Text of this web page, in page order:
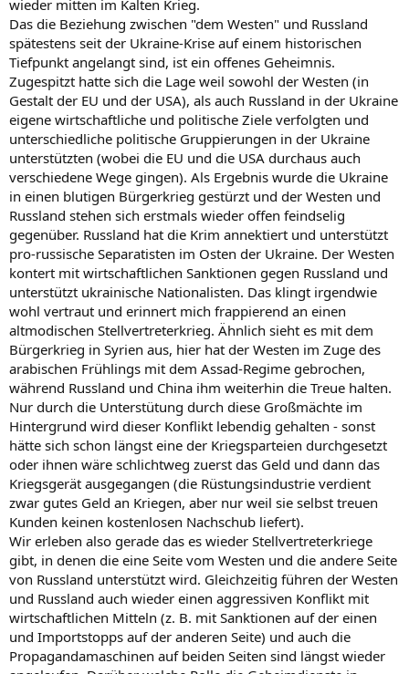
wieder mitten im Kalten Krieg.
Das die Beziehung zwischen "dem Westen" und Russland
spätestens seit der Ukraine-Krise auf einem historischen
Tiefpunkt angelangt sind, ist ein offenes Geheimnis.
Zugespitzt hatte sich die Lage weil sowohl der Westen (in
Gestalt der EU und der USA), als auch Russland in der Ukraine
eigene wirtschaftliche und politische Ziele verfolgten und
unterschiedliche politische Gruppierungen in der Ukraine
unterstützten (wobei die EU und die USA durchaus auch
verschiedene Wege gingen). Als Ergebnis wurde die Ukraine
in einen blutigen Bürgerkrieg gestürzt und der Westen und
Russland stehen sich erstmals wieder offen feindselig
gegenüber. Russland hat die Krim annektiert und unterstützt
pro-russische Separatisten im Osten der Ukraine. Der Westen
kontert mit wirtschaftlichen Sanktionen gegen Russland und
unterstützt ukrainische Nationalisten. Das klingt irgendwie
wohl vertraut und erinnert mich frappierend an einen
altmodischen Stellvertreterkrieg. Ähnlich sieht es mit dem
Bürgerkrieg in Syrien aus, hier hat der Westen im Zuge des
arabischen Frühlings mit dem Assad-Regime gebrochen,
während Russland und China ihm weiterhin die Treue halten.
Nur durch die Unterstütung durch diese Großmächte im
Hintergrund wird dieser Konflikt lebendig gehalten - sonst
hätte sich schon längst eine der Kriegsparteien durchgesetzt
oder ihnen wäre schlichtweg zuerst das Geld und dann das
Kriegsgerät ausgegangen (die Rüstungsindustrie verdient
zwar gutes Geld an Kriegen, aber nur weil sie selbst treuen
Kunden keinen kostenlosen Nachschub liefert).
Wir erleben also gerade das es wieder Stellvertreterkriege
gibt, in denen die eine Seite vom Westen und die andere Seite
von Russland unterstützt wird. Gleichzeitig führen der Westen
und Russland auch wieder einen aggressiven Konflikt mit
wirtschaftlichen Mitteln (z. B. mit Sanktionen auf der einen
und Importstopps auf der anderen Seite) und auch die
Propagandamaschinen auf beiden Seiten sind längst wieder